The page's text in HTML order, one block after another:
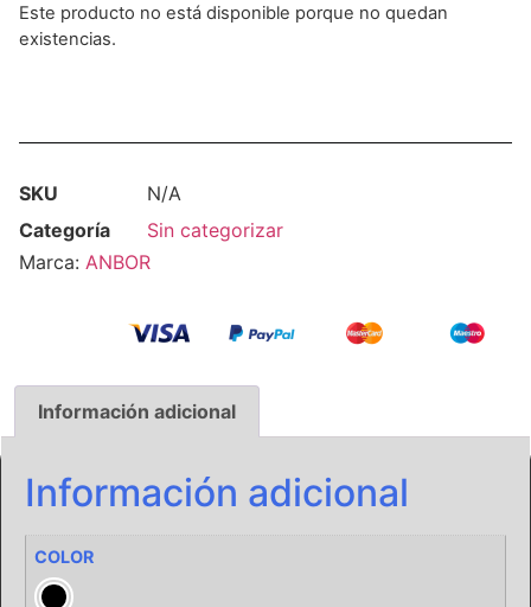
Este producto no está disponible porque no quedan
existencias.
SKU
N/A
Categoría
Sin categorizar
Marca: ANBOR
Información adicional
Información adicional
COLOR